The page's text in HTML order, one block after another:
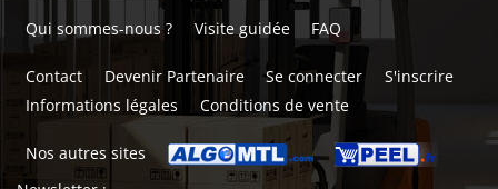
Qui sommes-nous ? Visite guidée FAQ
Contact Devenir Partenaire Se connecter
S'inscrire
Informations légales
Conditions de vente
Nos autres sites